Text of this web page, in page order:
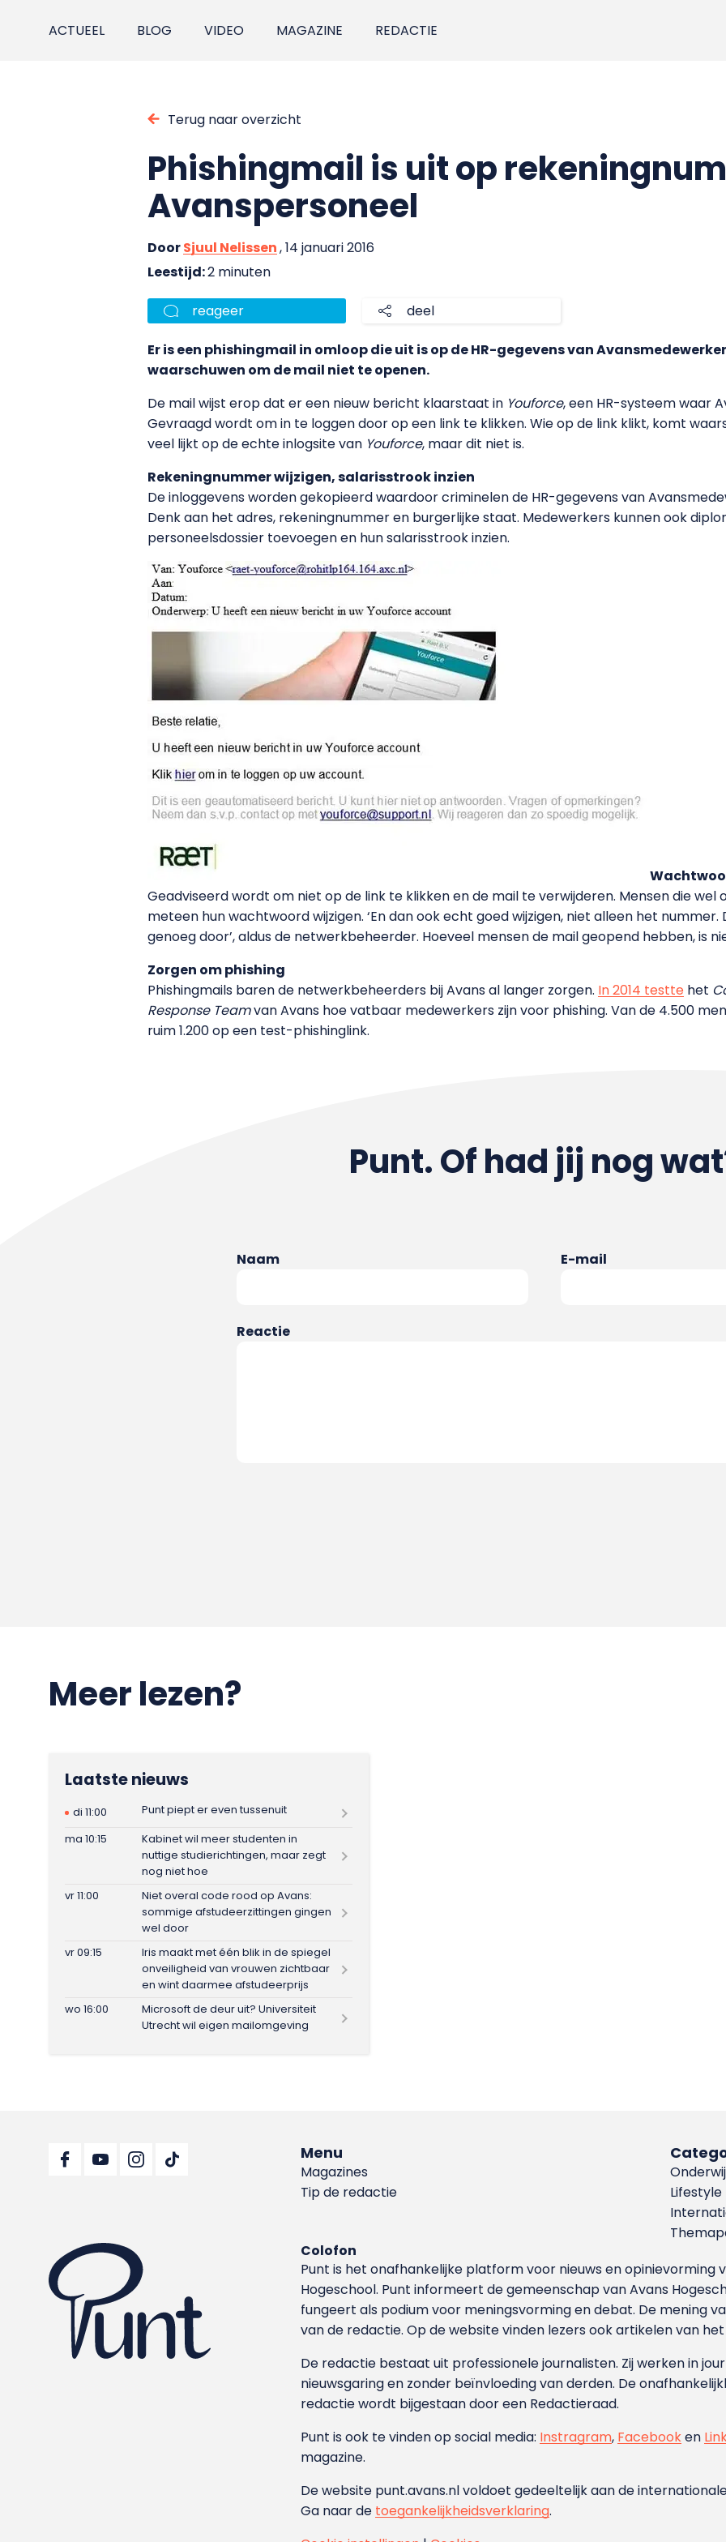
ACTUEEL BLOG VIDEO MAGAZINE REDACTIE
Terug naar overzicht
Phishingmail is uit op
Avanspersoneel
DoorSjuul Nelissen, 14 januari 2016
Leestijd:2 minuten
reageer deel
Er is een phishingmail in omloop die uit is op de HR-gegevens van
waarschuwen om de mail niet te openen.
De mail wijst erop dat er een nieuw bericht klaarstaat in Youforce, een HR-systeem waar
Gevraagd wordt om in te loggen door op een link te klikken. Wie op de link klikt, komt
veel lijkt op de echte inlogsite van Youforce, maar dit niet is.
Rekeningnummer wijzigen, salarisstrook inzien
De inloggevens worden gekopieerd waardoor criminelen de HR-gegevens van
Denk aan het adres, rekeningnummer en burgerlijke staat. Medewerkers kunnen ook
personeelsdossier toevoegen en hun salarisstrook inzien.
Geadviseerd wordt om niet op de link te klikken en de mail te verwijderen. Mensen die
meteen hun wachtwoord wijzigen. ‘En dan ook echt goed wijzigen, niet alleen het
genoeg door’, aldus de netwerkbeheerder. Hoeveel mensen de mail geopend hebben, is
Zorgen om phishing
Phishingmails baren de netwerkbeheerders bij Avans al langer zorgen. In 2014 testte het
Response Teamvan Avans hoe vatbaar medewerkers zijn voor phishing. Van de 4.500
ruim 1.200 op een test-phishinglink.
Punt. Of had jij nog
Naam E-mail
Reactie
Meer lezen?
Laatste nieuws
di 11:00
Punt piept er even tussenuit
ma 10:15
Kabinet wil meer studenten in
nuttige studierichtingen, maar zegt
nog niet hoe
vr 11:00
Niet overal code rood op Avans:
sommige afstudeerzittingen gingen
wel door
vr 09:15
Iris maakt met één blik in de spiegel
onveiligheid van vrouwen zichtbaar
en wint daarmee afstudeerprijs
wo 16:00
Microsoft de deur uit? Universiteit
Utrecht wil eigen mailomgeving
Menu
Magazines
Tip de redactie
Lifestyle
Colofon
Punt is het onafhankelijke platform voor nieuws en
Hoge­school. Punt informeert de gemeenschap van Avans
fungeert als podium voor meningsvorming en debat. De mening
van de redactie. Op de website vinden lezers ook artikelen van
De redactie bestaat uit professionele journalisten. Zij werken in
nieuwsgaring en zonder beïnvloeding van derden. De
redactie wordt bijgestaan door een Redactieraad.
Punt is ook te vinden op social media: Instragram, Facebooken
magazine.
De website punt.avans.nl voldoet gedeeltelijk aan de
Ga naar de toegankelijkheidsverklaring.